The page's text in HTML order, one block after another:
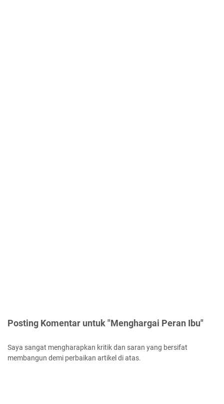
Posting Komentar untuk "Menghargai Peran Ibu"
Saya sangat mengharapkan kritik dan saran yang bersifat
membangun demi perbaikan artikel di atas.